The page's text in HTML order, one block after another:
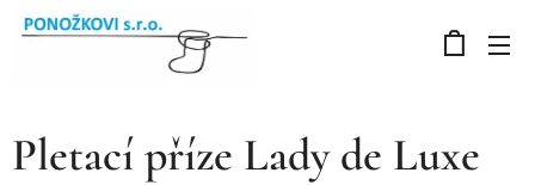
Pletací příze Lady de Luxe